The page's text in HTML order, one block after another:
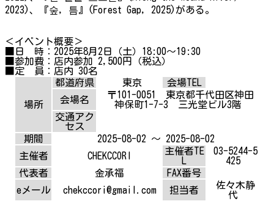
2023)、『숲, 틈』(Forest Gap, 2025)がある。
＜イベント概要＞
■日 時：2025年8月2日（土）18:00〜19:30
■参加費：店内参加 2,500円（税込）
■定 員：店内 30名
場所
都道府県 東京
会場TEL
会場名
〒101-0051 東京都千代田区神田
神保町1-7-3 三光堂ビル3階
交通アク
セス
期間
2025-08-02 ～ 2025-08-02
主催者
CHEKCCORI
主催者TE
03-5244-5
425
代表者
金承福
FAX番号
eメール
chekccori@gmail.com 担当者
佐々木静
代